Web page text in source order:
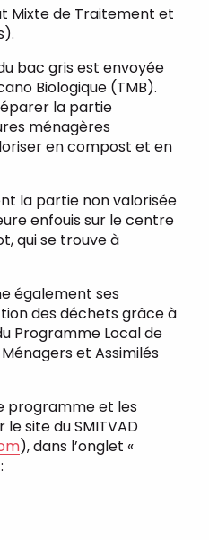
Mixte de Traitement et
bac gris est envoyée
Biologique (TMB).
la partie
ménagères
en compost et en
la partie non valorisée
enfouis sur le centre
qui se trouve à
également ses
des déchets grâce à
Programme Local de
et Assimilés
programme et les
site du SMITVAD
), dans l’onglet «